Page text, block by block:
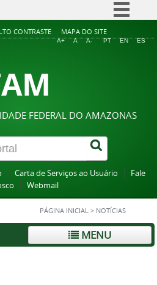
Simplifique!
Acesso à informação
CONTRASTE MAPA DO SITE
A+ A A- PT EN ES
FEDERAL DO AMAZONAS
Carta de Serviços ao Usuário
Fale
Webmail
PÁGINA INICIAL > NOTÍCIAS
MENU